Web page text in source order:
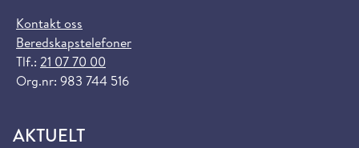
Kontakt oss
Beredskapstelefoner
Tlf.: 21 07 70 00
Org.nr: 983 744 516
AKTUELT